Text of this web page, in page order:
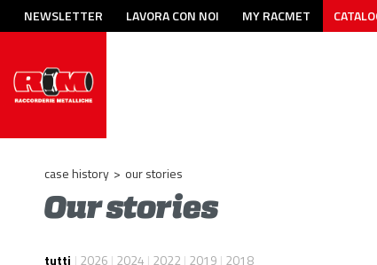
NEWSLETTER LAVORA CON NOI MY RACMET
case history > our stories
Our stories
tutti | 2026 | 2024 | 2022 | 2019 | 2018